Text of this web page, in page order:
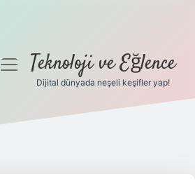
menüyüTeknoloji ve Eğlence
Dijital dünyada neşeli keşifler yap!